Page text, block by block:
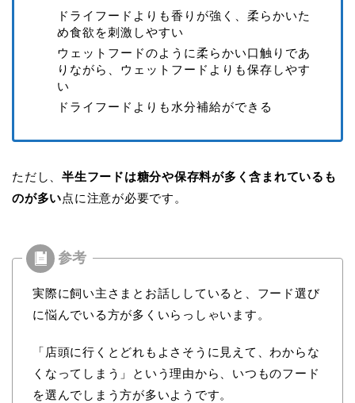
ドライフードよりも香りが強く、柔らかいた
め食欲を刺激しやすい
ウェットフードのように柔らかい口触りであ
りながら、ウェットフードよりも保存しやす
い
ドライフードよりも水分補給ができる
ただし、半生フードは糖分や保存料が多く含まれているも
のが多い点に注意が必要です。
実際に飼い主さまとお話ししていると、フード選び
に悩んでいる方が多くいらっしゃいます。
「店頭に行くとどれもよさそうに見えて、わからな
くなってしまう」という理由から、いつものフード
を選んでしまう方が多いようです。